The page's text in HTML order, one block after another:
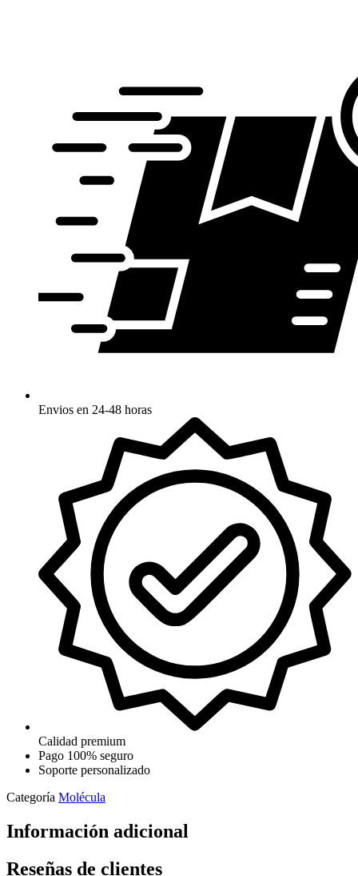
Envios en 24-48 horas
Calidad premium
Pago 100% seguro
Soporte personalizado
Categoría Molécula
Información adicional
Reseñas de clientes